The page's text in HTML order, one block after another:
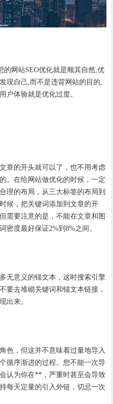
的网站SEO优化就是顺其自然,优
现自己,而不是违背网站的目的,
户体验就是优化过度。
章的开头就可以了，也不用考虑
。在给网站做优化的时候，一定
理的布局，从三大标签的布局到
候，把关键词添加到文章的开
需要注意的是，不能在文章和图
密度最好保证2%到8%之间。
无意义的锚文本，这时搜索引擎
要去堆砌关键词和锚文本链接，
出来。
色，但这并不意味着过量地导入
循序渐进的过程。您不能一次导
认为你在**，严重时甚至会导致
每天定量的引入外链，切忌一次